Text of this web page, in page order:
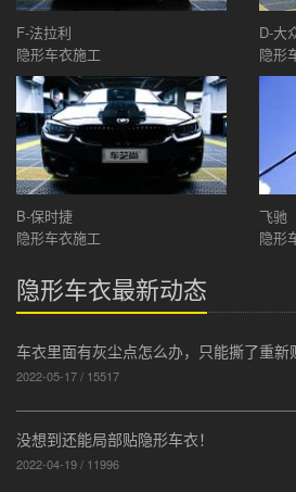
F-法拉利
隐形车衣施工
D-大
隐形
B-保时捷
隐形车衣施工
飞驰
隐形
隐形车衣最新动态
车衣里面有灰尘点怎么办，只能撕了重新
2022-05-17 / 15517
没想到还能局部贴隐形车衣！
2022-04-19 / 11996